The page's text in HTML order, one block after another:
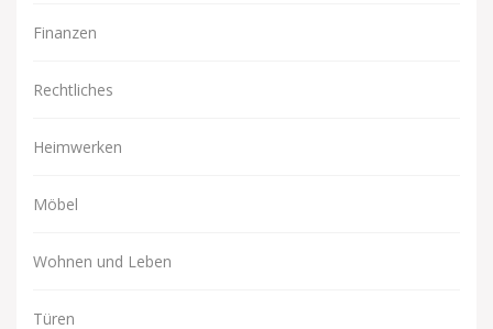
Finanzen
Rechtliches
Heimwerken
Möbel
Wohnen und Leben
Türen